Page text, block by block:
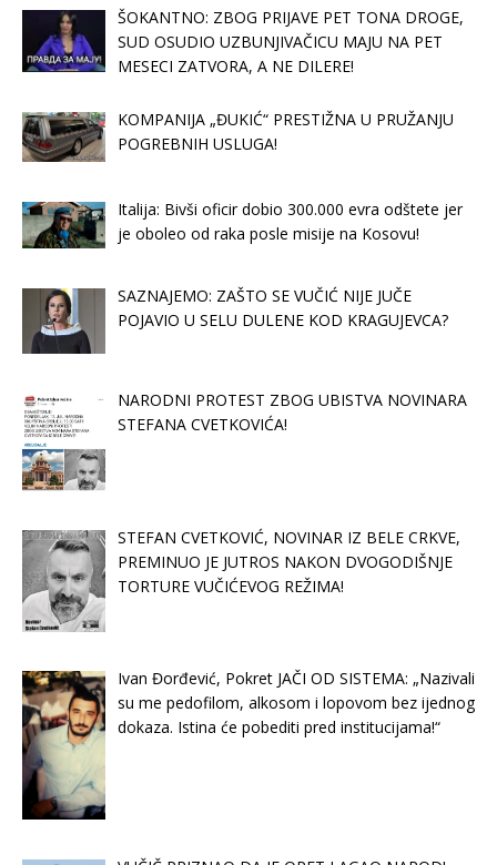
ŠOKANTNO: ZBOG PRIJAVE PET TONA DROGE,
SUD OSUDIO UZBUNJIVAČICU MAJU NA PET
MESECI ZATVORA, A NE DILERE!
KOMPANIJA „ĐUKIĆ“ PRESTIŽNA U PRUŽANJU
POGREBNIH USLUGA!
Italija: Bivši oficir dobio 300.000 evra odštete jer
je oboleo od raka posle misije na Kosovu!
SAZNAJEMO: ZAŠTO SE VUČIĆ NIJE JUČE
POJAVIO U SELU DULENE KOD KRAGUJEVCA?
NARODNI PROTEST ZBOG UBISTVA NOVINARA
STEFANA CVETKOVIĆA!
STEFAN CVETKOVIĆ, NOVINAR IZ BELE CRKVE,
PREMINUO JE JUTROS NAKON DVOGODIŠNJE
TORTURE VUČIĆEVOG REŽIMA!
Ivan Đorđević, Pokret JAČI OD SISTEMA: „Nazivali
su me pedofilom, alkosom i lopovom bez ijednog
dokaza. Istina će pobediti pred institucijama!“